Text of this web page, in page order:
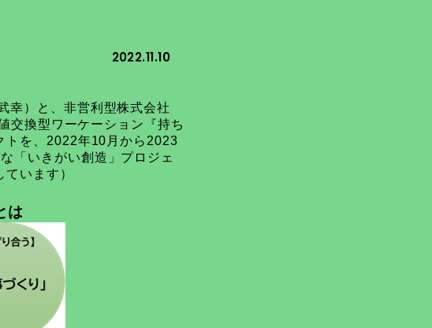
2022.11.10
）と、非営利型株式会社
換型ワーケーション『持ち
トを、2022年10月から2023
「いきがい創造」プロジェ
います）
は